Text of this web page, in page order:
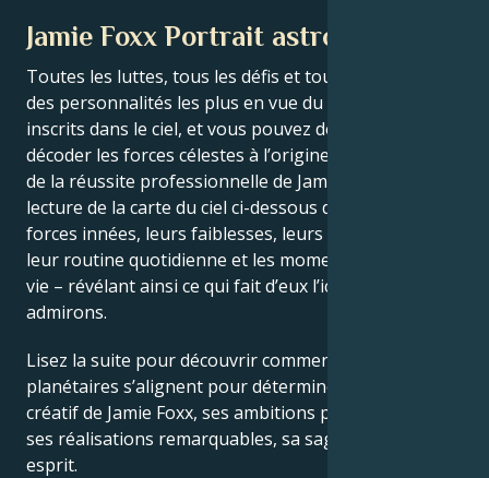
Jamie Foxx Portrait astrologique
Toutes les luttes, tous les défis et tous les triomphes
des personnalités les plus en vue du monde sont
inscrits dans le ciel, et vous pouvez désormais
décoder les forces célestes à l’origine du charme et
de la réussite professionnelle de Jamie Foxx. La
lecture de la carte du ciel ci-dessous décrit leurs
forces innées, leurs faiblesses, leurs vulnérabilités,
leur routine quotidienne et les moments clés de leur
vie – révélant ainsi ce qui fait d’eux l’icône que nous
admirons.
Lisez la suite pour découvrir comment les forces
planétaires s’alignent pour déterminer le génie
créatif de Jamie Foxx, ses ambitions professionnelles,
ses réalisations remarquables, sa sagesse et son
esprit.